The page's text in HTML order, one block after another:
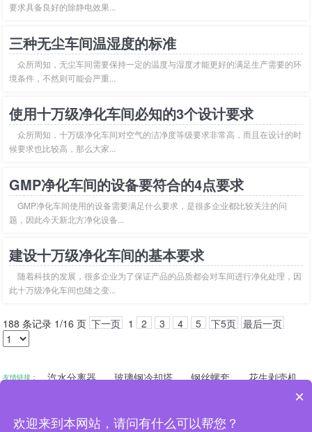
要求具备良好的除静电效果...
三种无尘车间温湿度的标准
众所周知，无尘车间需要保持一定的温度与湿度才能更好的满足生产需要的环
境条件，不然则可能会严重...
使用十万级净化车间必知的3个设计要求
众所周知，十万级净化车间对空气的洁净度等级要求非常高，而且在设计的时
候要求也比较高，那么大家...
GMP净化车间的设备要符合的4点要求
GMP净化车间使用的设备需要满足什么要求，是很多企业都比较关注的问
题，因此今天新北方净化设备...
建设十万级净化车间的基本要求
随着科技的发展，很多企业为了保证产品的品质都会对车间进行净化处理，因
此十万级净化车间也随之变...
188 条记录 1/16 页 下一页 1 2 3 4 5 下5页 最后一页
友情链接： 汽水分离器 玻璃钢冷却塔 钢丝螺套
花生剥壳机
联系人：范先生
×
欢迎来到本网站，请问有什么可以帮您？